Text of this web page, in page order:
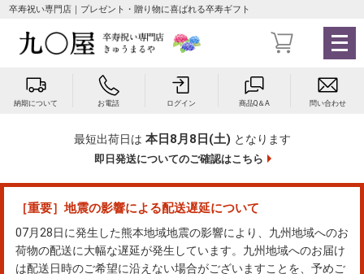
メ
ニ
ー
を
卒寿祝い専門店｜プレゼント・贈り物に喜ばれる卒寿ギフト
納期について お電話 ログイン 商品Q＆A 問い合わせ
最短出荷日は 本日8月8日(土) となります
即日発送についてのご確認はこちら
［重要］地震の影響による配送遅延について
07月28日に発生した熊本地域地震の影響により、九州地域へのお
荷物の配送に大幅な遅延が発生しています。九州地域へのお届け
は配送日時のご希望に沿えない場合がございますことを、予めご